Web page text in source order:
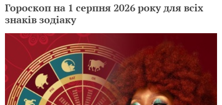
Гороскоп на 1 серпня 2026 року для всіх
знаків зодіаку